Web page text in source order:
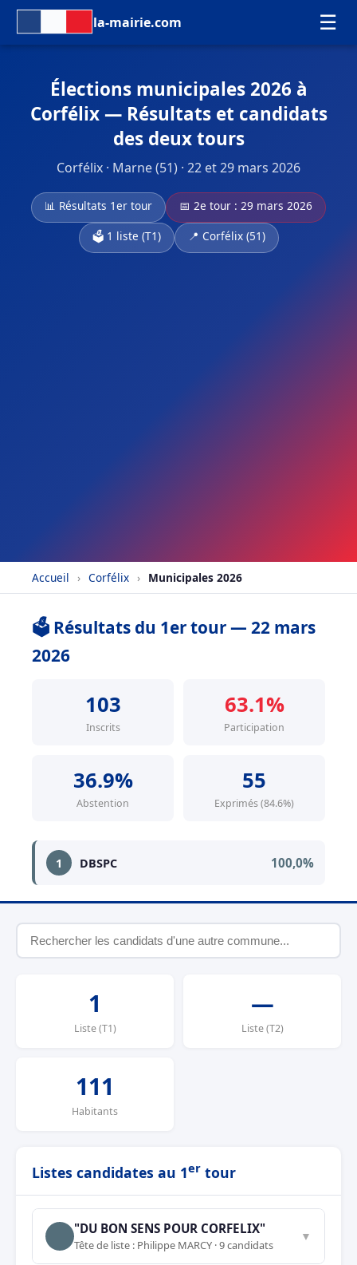
la-mairie.com ☰
Élections municipales 2026 à
Corfélix — Résultats et candidats
des deux tours
Corfélix · Marne (51) · 22 et 29 mars 2026
📊 Résultats 1er tour
📅 2e tour : 29 mars 2026
🗳️ 1 liste (T1)
📍 Corfélix (51)
Accueil › Corfélix › Municipales 2026
🗳️ Résultats du 1er tour — 22 mars
2026
103
Inscrits
63.1%
Participation
36.9%
Abstention
55
Exprimés (84.6%)
1 DBSPC 100,0%
1
Liste (T1)
—
Liste (T2)
111
Habitants
Listes candidates au 1er tour
"DU BON SENS POUR CORFELIX"
Tête de liste : Philippe MARCY · 9 candidats
▼